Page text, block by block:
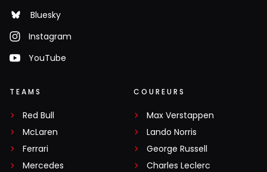
Bluesky
Instagram
YouTube
TEAMS
Red Bull
McLaren
Ferrari
Mercedes
COUREURS
Max Verstappen
Lando Norris
George Russell
Charles Leclerc